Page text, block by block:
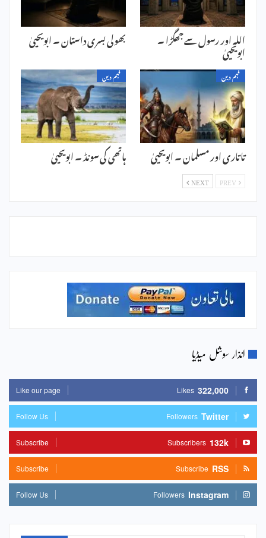
اللہ اور رسول سے جھگڑا ۔
ابویحییٰ
بھولی بسری داستان ۔ ابویحییٰ
فہم دین
تاتاری اور مسلمان ۔ ابویحییٰ
فہم دین
ہاتھی کی سونڈ ۔ ابویحییٰ
NEXT
انذار سوشل میڈیا
322,000
Likes
Like our page
Twitter
Followers
Follow Us
132k
Subscribers
Subscribe
RSS
Subscribe
Subscribe
Instagram
Followers
Follow Us